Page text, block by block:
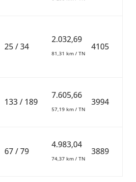
25 / 34
2.032,69
81,31 km / TN
4105
133 / 189
7.605,66
57,19 km / TN
3994
67 / 79
4.983,04
74,37 km / TN
3889